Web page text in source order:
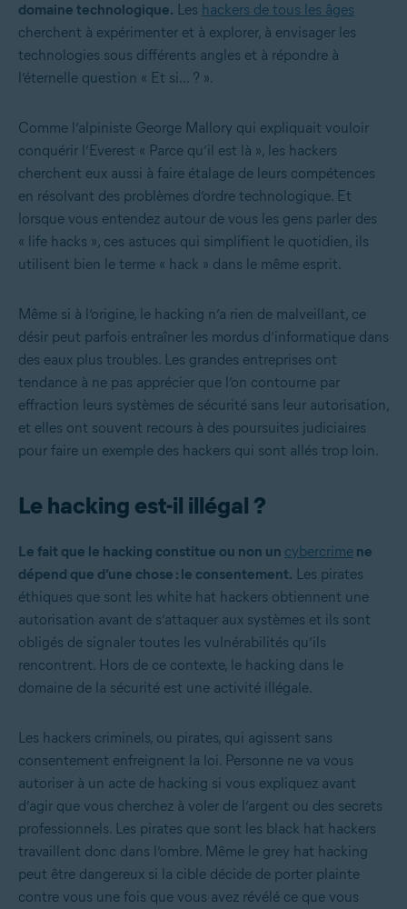
domaine technologique. Les hackers de tous les âges
cherchent à expérimenter et à explorer, à envisager les
technologies sous différents angles et à répondre à
l’éternelle question « Et si... ? ».
Comme l’alpiniste George Mallory qui expliquait vouloir
conquérir l’Everest « Parce qu’il est là », les hackers
cherchent eux aussi à faire étalage de leurs compétences
en résolvant des problèmes d’ordre technologique. Et
lorsque vous entendez autour de vous les gens parler des
« life hacks », ces astuces qui simplifient le quotidien, ils
utilisent bien le terme « hack » dans le même esprit.
Même si à l’origine, le hacking n’a rien de malveillant, ce
désir peut parfois entraîner les mordus d’informatique dans
des eaux plus troubles. Les grandes entreprises ont
tendance à ne pas apprécier que l’on contourne par
effraction leurs systèmes de sécurité sans leur autorisation,
et elles ont souvent recours à des poursuites judiciaires
pour faire un exemple des hackers qui sont allés trop loin.
Le hacking est-il illégal ?
Le fait que le hacking constitue ou non un cybercrime ne
dépend que d’une chose : le consentement. Les pirates
éthiques que sont les white hat hackers obtiennent une
autorisation avant de s’attaquer aux systèmes et ils sont
obligés de signaler toutes les vulnérabilités qu’ils
rencontrent. Hors de ce contexte, le hacking dans le
domaine de la sécurité est une activité illégale.
Les hackers criminels, ou pirates, qui agissent sans
consentement enfreignent la loi. Personne ne va vous
autoriser à un acte de hacking si vous expliquez avant
d’agir que vous cherchez à voler de l’argent ou des secrets
professionnels. Les pirates que sont les black hat hackers
travaillent donc dans l’ombre. Même le grey hat hacking
peut être dangereux si la cible décide de porter plainte
contre vous une fois que vous avez révélé ce que vous